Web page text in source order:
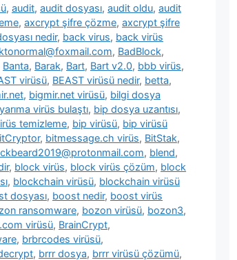
, audit, audit dosyası, audit oldu, audit
, axcrypt şifre çözme, axcrypt şifre
nedir, back virus, back virüs
, BadBlock,
Banta, Barak, Bart, Bart v2.0, bbb virüs,
virüsü, BEAST virüsü nedir, betta,
, bigmir.net virüsü, bilgi dosya
virüs bulaştı, bip dosya uzantısı,
temizleme, bip virüsü, bip virüsü
, bitmessage.ch virüs, BitStak,
, blend,
, block virüs, block virüs çözüm, block
, blockchain virüsü, blockchain virüsü
dosyası, boost nedir, boost virüs
ransomware, bozon virüsü, bozon3,
virüsü, BrainCrypt,
, brbrcodes virüsü,
, brrr dosya, brrr virüsü çözümü,